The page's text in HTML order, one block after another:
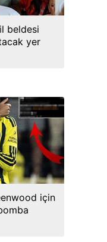
beldesi
yer
için